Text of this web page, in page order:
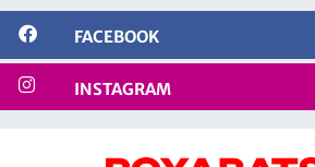
FACEBOOK
INSTAGRAM